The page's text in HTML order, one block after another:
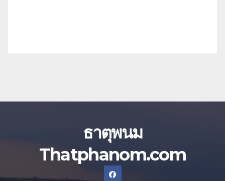
ธาตุพนม
Thatphanom.com